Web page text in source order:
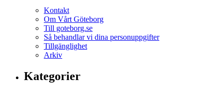
Kontakt
Om Vårt Göteborg
Till goteborg.se
Så behandlar vi dina personuppgifter
Tillgänglighet
Arkiv
Kategorier